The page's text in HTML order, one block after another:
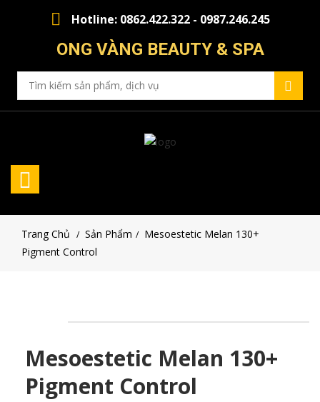
Hotline: 0862.422.322 - 0987.246.245
ONG VÀNG BEAUTY & SPA
Trang Chủ / Sản Phẩm / Mesoestetic Melan 130+
Pigment Control
Mesoestetic Melan 130+
Pigment Control